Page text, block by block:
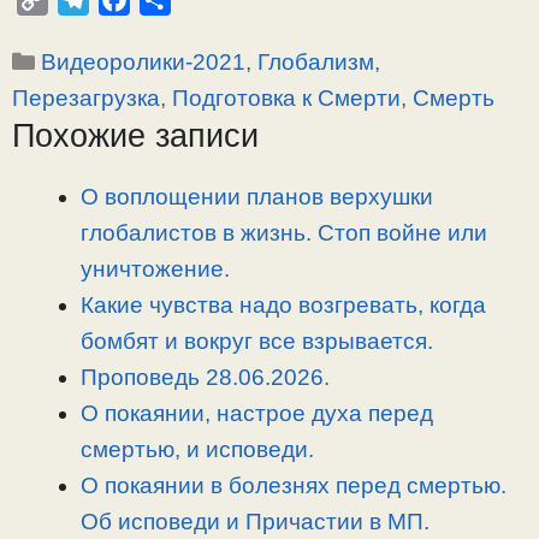
p
y
L
l
e
g
a
c
e
b
п
р
а
Рубрики
Видеоролики-2021, Глобализм,
Перезагрузка, Подготовка к Смерти, Смерть
Похожие записи
О воплощении планов верхушки
глобалистов в жизнь. Стоп войне или
уничтожение.
Какие чувства надо возгревать, когда
бомбят и вокруг все взрывается.
Проповедь 28.06.2026.
О покаянии, настрое духа перед
смертью, и исповеди.
О покаянии в болезнях перед смертью.
Об исповеди и Причастии в МП.